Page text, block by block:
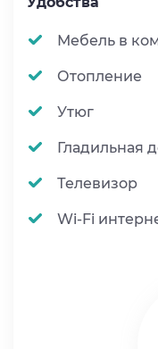
Мебель в
Отопление
Утюг
Гладильная
Телевизор
Wi-Fi